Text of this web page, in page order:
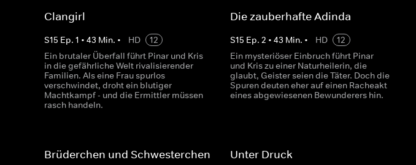
Clangirl
S15 Ep. 1 • 43 Min. • HD
12
Ein brutaler Überfall führt Pinar und Kris
in die gefährliche Welt rivalisierender
Familien. Als eine Frau spurlos
verschwindet, droht ein blutiger
Machtkampf - und die Ermittler müssen
rasch handeln.
Die zauberhafte Adinda
S15 Ep.2 •43 Min. • HD
12
Ein mysteriöser Einbruch führt Pinar
und Kris zu einer Naturheilerin, die
glaubt, Geister seien die Täter. Doch die
Spuren deuten eher auf einen Racheakt
eines abgewiesenen Bewunderers hin.
Brüderchen und Schwesterchen Unter Druck